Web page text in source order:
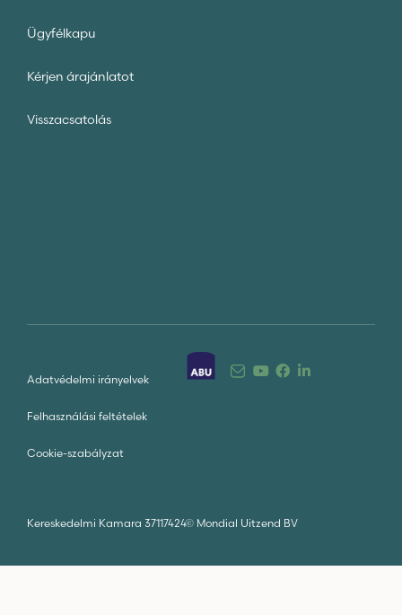
Ügyfélkapu
Kérjen árajánlatot
Visszacsatolás
Kereskedelmi Kamara 37117424© Mondial Uitzend BV
Adatvédelmi irányelvek
Felhasználási feltételek
Cookie-szabályzat